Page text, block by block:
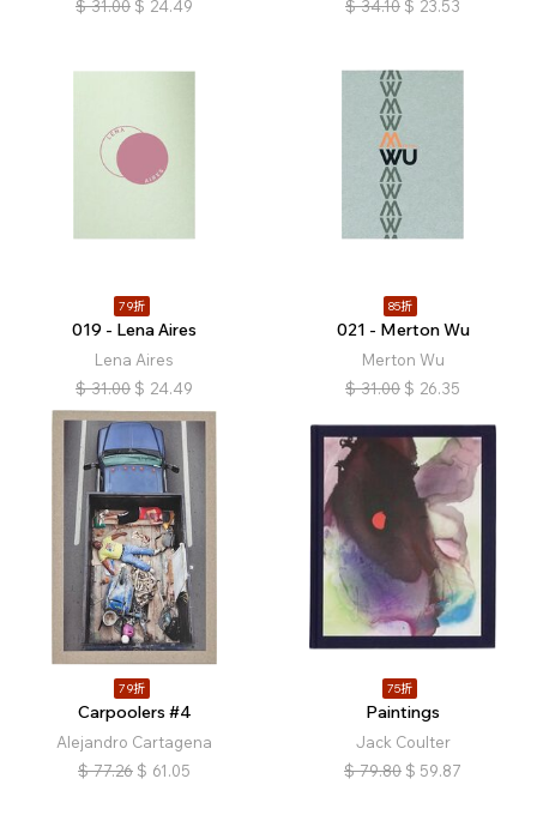
$ 31.00 $ 24.49
$ 34.10 $ 23.53
79折
019 - Lena Aires
Lena Aires
$ 31.00 $ 24.49
85折
021 - Merton Wu
Merton Wu
$ 31.00 $ 26.35
79折
Carpoolers #4
Alejandro Cartagena
$ 77.26 $ 61.05
75折
Paintings
Jack Coulter
$ 79.80 $ 59.87